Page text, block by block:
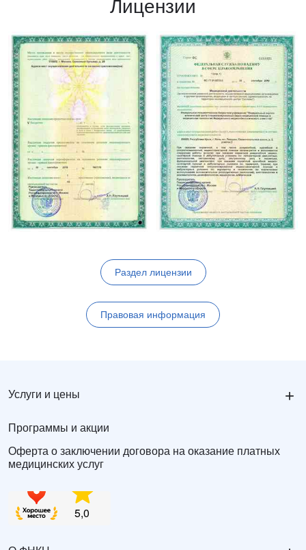
Лицензии
Раздел лицензии
Правовая информация
Услуги и цены +
Программы и акции
Оферта о заключении договора на оказание платных
медицинских услуг